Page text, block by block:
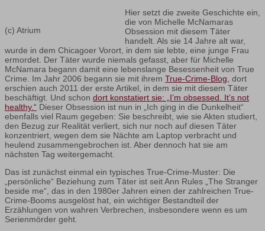
(c) Atrium
Hier setzt die zweite Geschichte ein,
die von Michelle McNamaras
Obsession mit diesem Täter
handelt. Als sie 14 Jahre alt war,
wurde in dem Chicagoer Vorort, in dem sie lebte, eine junge Frau
ermordet. Der Täter wurde niemals gefasst, aber für Michelle
McNamara begann damit eine lebenslange Besessenheit von True
Crime. Im Jahr 2006 begann sie mit ihrem True-Crime-Blog, dort
erschien auch 2011 der erste Artikel, in dem sie mit diesem Täter
beschäftigt. Und schon dort konstatiert sie: „I’m obsessed. It’s not
healthy.“ Dieser Obsession ist nun in „Ich ging in die Dunkelheit“
ebenfalls viel Raum gegeben: Sie beschreibt, wie sie Akten studiert,
den Bezug zur Realität verliert, sich nur noch auf diesen Täter
konzentriert, wegen dem sie Nächte am Laptop verbracht und
heulend zusammengebrochen ist. Aber dennoch hat sie am
nächsten Tag weitergemacht.
Das ist zunächst einmal ein typisches True-Crime-Muster: Die
„persönliche“ Beziehung zum Täter ist seit Ann Rules „The Stranger
beside me“, das in den 1980er Jahren einen der zahlreichen True-
Crime-Booms ausgelöst hat, ein wichtiger Bestandteil der
Erzählungen von wahren Verbrechen, insbesondere wenn es um
Serienmörder geht.